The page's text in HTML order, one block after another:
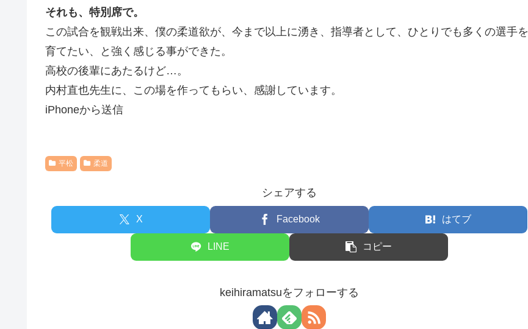
それも、特別席で。
この試合を観戦出来、僕の柔道欲が、今まで以上に湧き、指導者として、ひとりでも多くの選手を
育てたい、と強く感じる事ができた。
高校の後輩にあたるけど…。
内村直也先生に、この場を作ってもらい、感謝しています。
iPhoneから送信
平松 柔道
シェアする
X Facebook はてブ
LINE コピー
keihiramatsuをフォローする